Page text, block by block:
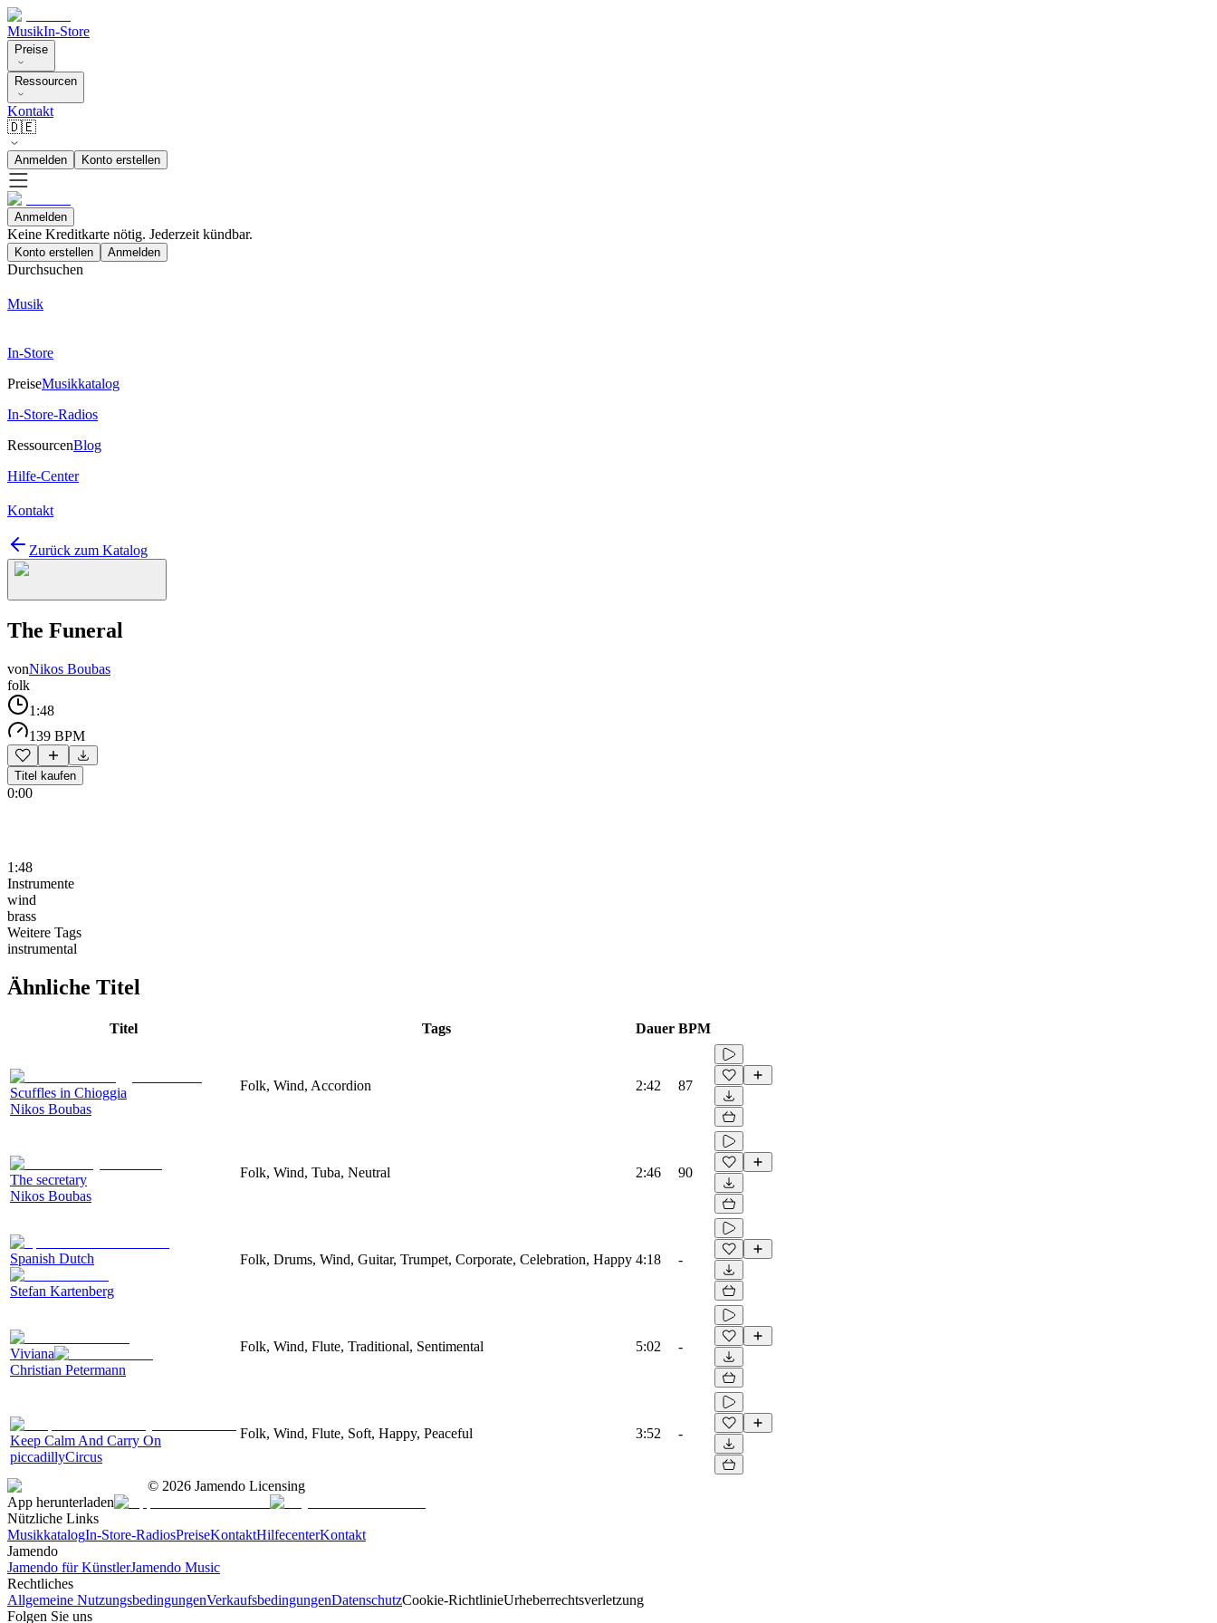
MusikIn-Store
Preise
Ressourcen
Kontakt
🇩🇪
Anmelden Konto erstellen
Anmelden
Keine Kreditkarte nötig. Jederzeit kündbar.
Konto erstellen Anmelden
Durchsuchen
Musik
In-Store
PreiseMusikkatalog
In-Store-Radios
RessourcenBlog
Hilfe-Center
Kontakt
Zurück zum Katalog
The Funeral
vonNikos Boubas
folk
1:48
139 BPM
Titel kaufen
0:00
1:48
Instrumente
wind
brass
Weitere Tags
instrumental
Ähnliche Titel
Titel Tags Dauer BPM
Scuffles in Chioggia
Nikos Boubas
Folk, Wind, Accordion 2:42 87
The secretary
Nikos Boubas
Folk, Wind, Tuba, Neutral 2:46 90
Spanish Dutch
Stefan Kartenberg
Folk, Drums, Wind, Guitar, Trumpet, Corporate, Celebration, Happy 4:18 -
Viviana
Christian Petermann
Folk, Wind, Flute, Traditional, Sentimental 5:02 -
Keep Calm And Carry On
piccadillyCircus
Folk, Wind, Flute, Soft, Happy, Peaceful 3:52 -
© 2026 Jamendo Licensing
App herunterladen
Nützliche Links
MusikkatalogIn-Store-RadiosPreiseKontaktHilfecenterKontakt
Jamendo
Jamendo für KünstlerJamendo Music
Rechtliches
Allgemeine NutzungsbedingungenVerkaufsbedingungenDatenschutzCookie-RichtlinieUrheberrechtsverletzung
Folgen Sie uns